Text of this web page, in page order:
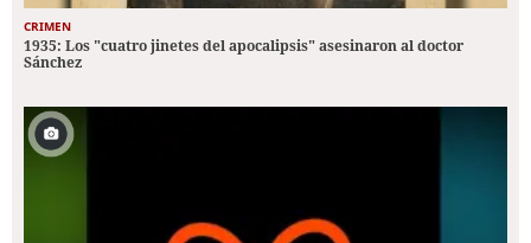
CRIMEN
1935: Los "cuatro jinetes del apocalipsis" asesinaron al doctor
Sánchez